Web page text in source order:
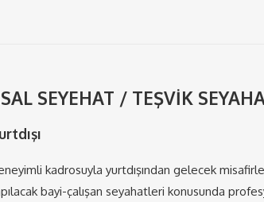
SEYEHAT / TEŞVİK
kadrosuyla yurtdışından gelecek
bayi-çalışan seyahatleri konusunda